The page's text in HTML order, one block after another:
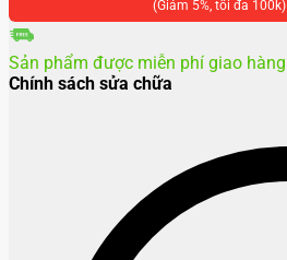
lượng
(Giảm 5%, tối đa 100k)
Sản phẩm được miễn phí giao hàng
Chính sách sửa chữa